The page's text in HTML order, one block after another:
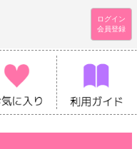
ログイン
会員登録